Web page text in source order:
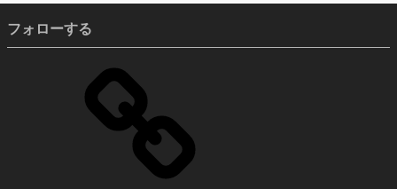
フォローする